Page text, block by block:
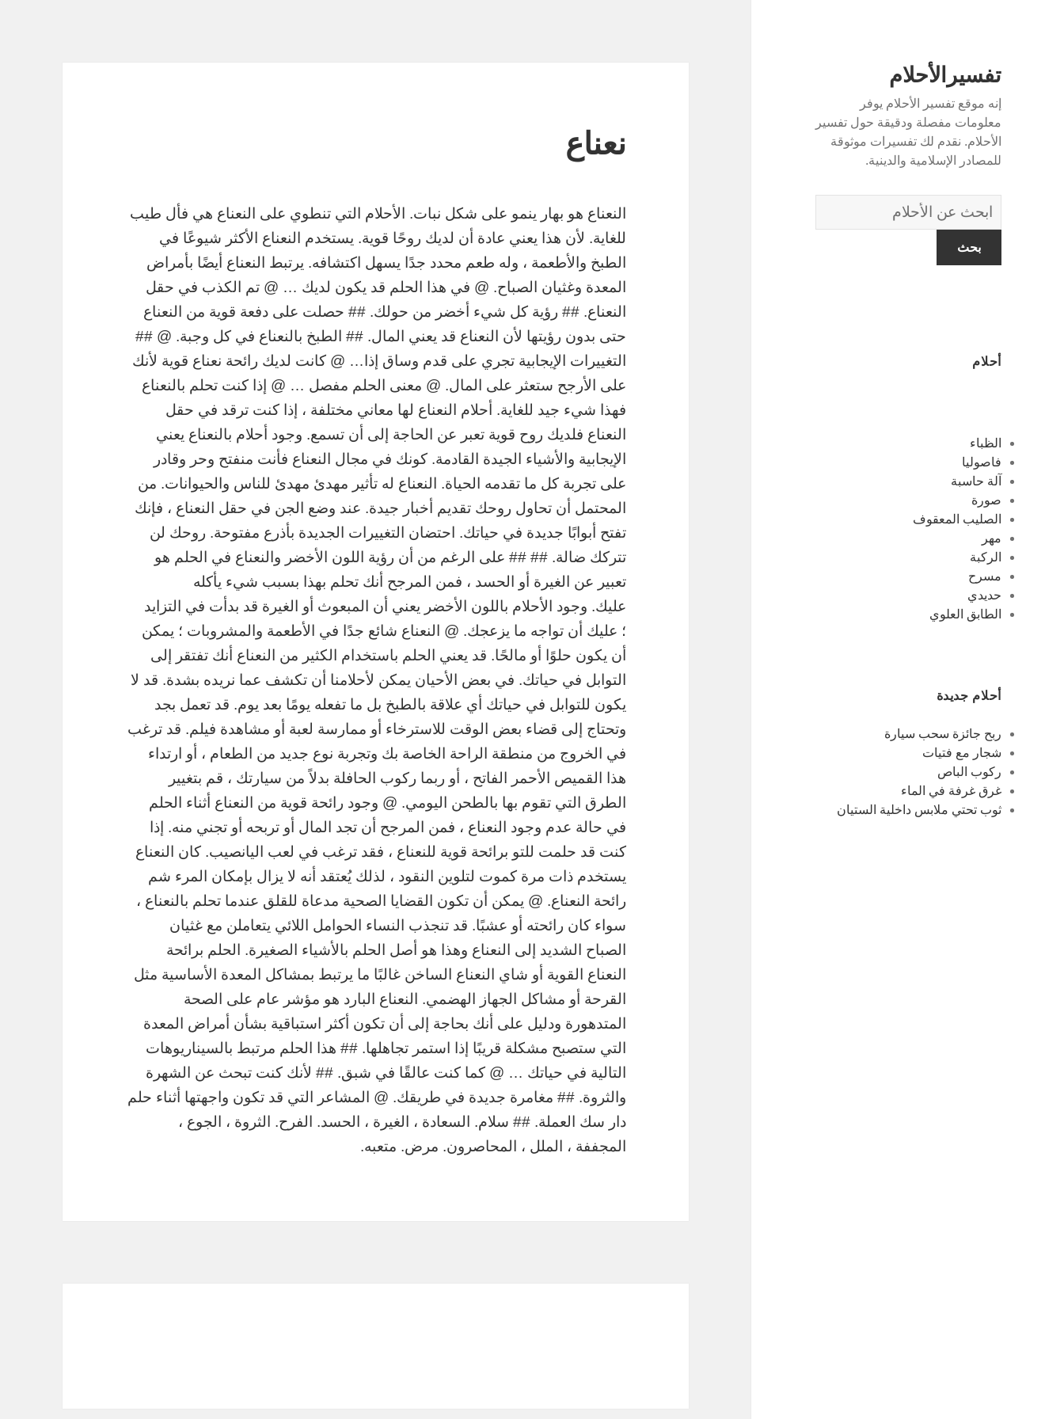
تفسيرالأحلام
إنه موقع تفسير الأحلام يوفر
معلومات مفصلة ودقيقة حول تفسير
الأحلام. نقدم لك تفسيرات موثوقة
للمصادر الإسلامية والدينية.
قاموس
الاحلام:
أحلام
الظباء
فاصوليا
آلة حاسبة
صورة
الصليب المعقوف
مهر
الركبة
مسرح
حديدي
الطابق العلوي
أحلام جديدة
ربح جائزة سحب سيارة
شجار مع فتيات
ركوب الباص
غرق غرفة في الماء
ثوب تحتي ملابس داخلية الستيان
نعناع
النعناع هو بهار ينمو على شكل نبات. الأحلام التي تنطوي على النعناع هي فأل طيب
للغاية. لأن هذا يعني عادة أن لديك روحًا قوية. يستخدم النعناع الأكثر شيوعًا في
الطبخ والأطعمة ، وله طعم محدد جدًا يسهل اكتشافه. يرتبط النعناع أيضًا بأمراض
المعدة وغثيان الصباح. @ في هذا الحلم قد يكون لديك … @ تم الكذب في حقل
النعناع. ## رؤية كل شيء أخضر من حولك. ## حصلت على دفعة قوية من النعناع
حتى بدون رؤيتها لأن النعناع قد يعني المال. ## الطبخ بالنعناع في كل وجبة. @ ##
التغييرات الإيجابية تجري على قدم وساق إذا… @ كانت لديك رائحة نعناع قوية لأنك
على الأرجح ستعثر على المال. @ معنى الحلم مفصل … @ إذا كنت تحلم بالنعناع
فهذا شيء جيد للغاية. أحلام النعناع لها معاني مختلفة ، إذا كنت ترقد في حقل
النعناع فلديك روح قوية تعبر عن الحاجة إلى أن تسمع. وجود أحلام بالنعناع يعني
الإيجابية والأشياء الجيدة القادمة. كونك في مجال النعناع فأنت منفتح وحر وقادر
على تجربة كل ما تقدمه الحياة. النعناع له تأثير مهدئ مهدئ للناس والحيوانات. من
المحتمل أن تحاول روحك تقديم أخبار جيدة. عند وضع الجن في حقل النعناع ، فإنك
تفتح أبوابًا جديدة في حياتك. احتضان التغييرات الجديدة بأذرع مفتوحة. روحك لن
تتركك ضالة. ## ## على الرغم من أن رؤية اللون الأخضر والنعناع في الحلم هو
تعبير عن الغيرة أو الحسد ، فمن المرجح أنك تحلم بهذا بسبب شيء يأكله
عليك. وجود الأحلام باللون الأخضر يعني أن المبعوث أو الغيرة قد بدأت في التزايد
؛ عليك أن تواجه ما يزعجك. @ النعناع شائع جدًا في الأطعمة والمشروبات ؛ يمكن
أن يكون حلوًا أو مالحًا. قد يعني الحلم باستخدام الكثير من النعناع أنك تفتقر إلى
التوابل في حياتك. في بعض الأحيان يمكن لأحلامنا أن تكشف عما نريده بشدة. قد لا
يكون للتوابل في حياتك أي علاقة بالطبخ بل ما تفعله يومًا بعد يوم. قد تعمل بجد
وتحتاج إلى قضاء بعض الوقت للاسترخاء أو ممارسة لعبة أو مشاهدة فيلم. قد ترغب
في الخروج من منطقة الراحة الخاصة بك وتجربة نوع جديد من الطعام ، أو ارتداء
هذا القميص الأحمر الفاتح ، أو ربما ركوب الحافلة بدلاً من سيارتك ، قم بتغيير
الطرق التي تقوم بها بالطحن اليومي. @ وجود رائحة قوية من النعناع أثناء الحلم
في حالة عدم وجود النعناع ، فمن المرجح أن تجد المال أو تربحه أو تجني منه. إذا
كنت قد حلمت للتو برائحة قوية للنعناع ، فقد ترغب في لعب اليانصيب. كان النعناع
يستخدم ذات مرة كموت لتلوين النقود ، لذلك يُعتقد أنه لا يزال بإمكان المرء شم
رائحة النعناع. @ يمكن أن تكون القضايا الصحية مدعاة للقلق عندما تحلم بالنعناع ،
سواء كان رائحته أو عشبًا. قد تنجذب النساء الحوامل اللائي يتعاملن مع غثيان
الصباح الشديد إلى النعناع وهذا هو أصل الحلم بالأشياء الصغيرة. الحلم برائحة
النعناع القوية أو شاي النعناع الساخن غالبًا ما يرتبط بمشاكل المعدة الأساسية مثل
القرحة أو مشاكل الجهاز الهضمي. النعناع البارد هو مؤشر عام على الصحة
المتدهورة ودليل على أنك بحاجة إلى أن تكون أكثر استباقية بشأن أمراض المعدة
التي ستصبح مشكلة قريبًا إذا استمر تجاهلها. ## هذا الحلم مرتبط بالسيناريوهات
التالية في حياتك … @ كما كنت عالقًا في شبق. ## لأنك كنت تبحث عن الشهرة
والثروة. ## مغامرة جديدة في طريقك. @ المشاعر التي قد تكون واجهتها أثناء حلم
دار سك العملة. ## سلام. السعادة ، الغيرة ، الحسد. الفرح. الثروة ، الجوع ،
المجففة ، الملل ، المحاصرون. مرض. متعبه.